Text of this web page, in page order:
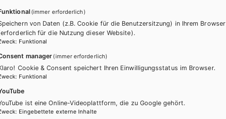
(immer erforderlich)
von Daten (z.B. Cookie für die Benutzersitzung) in Ihrem Browser
für die Nutzung dieser Website).
: Funktional
manager (immer erforderlich)
Cookie & Consent speichert Ihren Einwilligungsstatus im Browser.
: Funktional
ist eine Online-Videoplattform, die zu Google gehört.
: Eingebettete externe Inhalte